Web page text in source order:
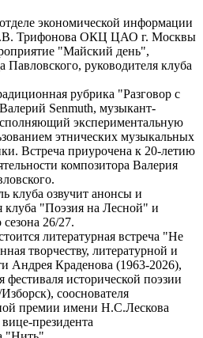
экономической информации
Трифонова ОКЦ ЦАО г. Москвы
"Майский день",
Павловского, руководителя клуба
рубрика "Разговор с
Senmuth, музыкант-
экспериментальную
этнических музыкальных
Встреча приурочена к 20-летию
композитора Валерия
клуба озвучит анонсы и
клуба "Поэзия на Лесной" и
26/27.
литературная встреча "Не
творчеству, литературной и
Андрея Краденова (1963-2026),
фестиваля исторической поэзии
сооснователя
премии имени Н.С.Лескова
президента